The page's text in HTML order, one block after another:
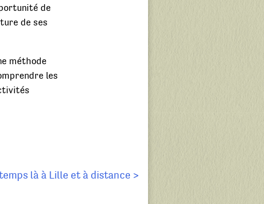
de
de ses
méthode
les
là à Lille et à distance >